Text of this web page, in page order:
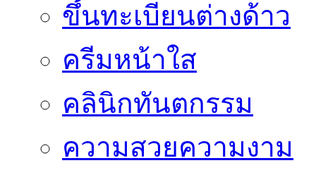
ขึ้นทะเบียนต่างด้าว
ครีมหน้าใส
คลินิกทันตกรรม
ความสวยความงาม